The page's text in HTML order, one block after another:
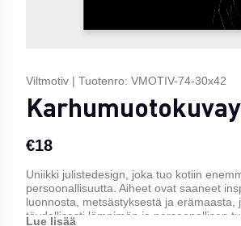
Viltmotiv | Tuotenro: VMOTIV-74-30x42
€18
Uniikki julistedesign, joka tuo kotiin
persoonallisuutta. Aiheet ovat saaneet
luonnosta, metsästyksestä ja erämaasta,
täydellisesti lämpimän ja persoonallisen